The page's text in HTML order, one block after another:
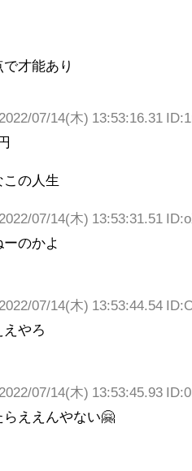
才能あり
2022/07/14(木) 13:53:16.31
の人生
2022/07/14(木) 13:53:31.51
のかよ
2022/07/14(木) 13:53:44.54
やろ
2022/07/14(木) 13:53:45.93
らええんやない🤗